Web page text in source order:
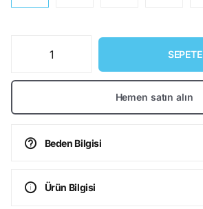
Hemen satın alın
Beden Bilgisi
Ürün Bilgisi